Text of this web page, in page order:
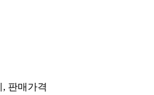
, 판매가격